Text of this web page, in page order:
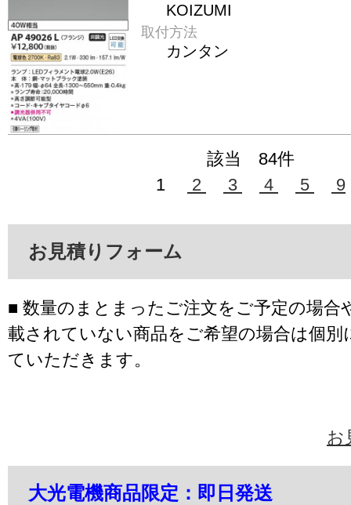
KOIZUMI
取付方法
カンタン
該当 84件
1
2 3 4 5 9
お見積りフォーム
■ 数量のまとまったご注文をご予定の場合
載されていない商品をご希望の場合は個別
ていただきます。
お
大光電機商品限定：即日発送